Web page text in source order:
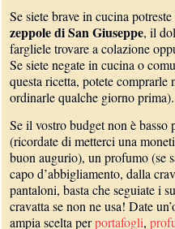
Se siete brave in cucina
zeppole di San Giuseppe, il
fargliele trovare a colazione
Se siete negate in cucina o
questa ricetta, potete
ordinarle qualche giorno prima).
Se il vostro budget non è
(ricordate di metterci una
buon augurio), un profumo (se
capo d’abbigliamento, dalla
pantaloni, basta che seguiate i
cravatta se non ne usa! Date
ampia scelta perportafogli,